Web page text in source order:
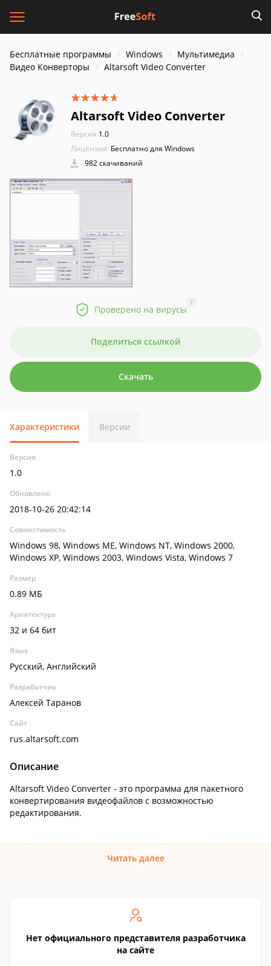
Бесплатные программы Windows
Мультимедиа
Видео Конверторы
Altarsoft Video Converter
Altarsoft Video Converter
Версия:1.0
Лицензия: Бесплатно для Windows
982 скачиваний
Проверено на вирусы
?
Поделиться ссылкой
Скачать
Характеристики Версии
Версия
1.0
Обновлено
2018-10-26 20:42:14
Совместимость
Windows 98, Windows ME, Windows NT, Windows 2000,
Windows XP, Windows 2003, Windows Vista, Windows 7
Размер
0.89 МБ
Архитектура
32 и 64 бит
Язык
Русский, Английский
Разработчик
Алексей Таранов
Сайт
rus.altarsoft.com
Описание
Altarsoft Video Converter - это программа для пакетного
конвертирования видеофайлов с возможностью
редактирования.
Читать далее
Нет официального представителя разработчика
на сайте